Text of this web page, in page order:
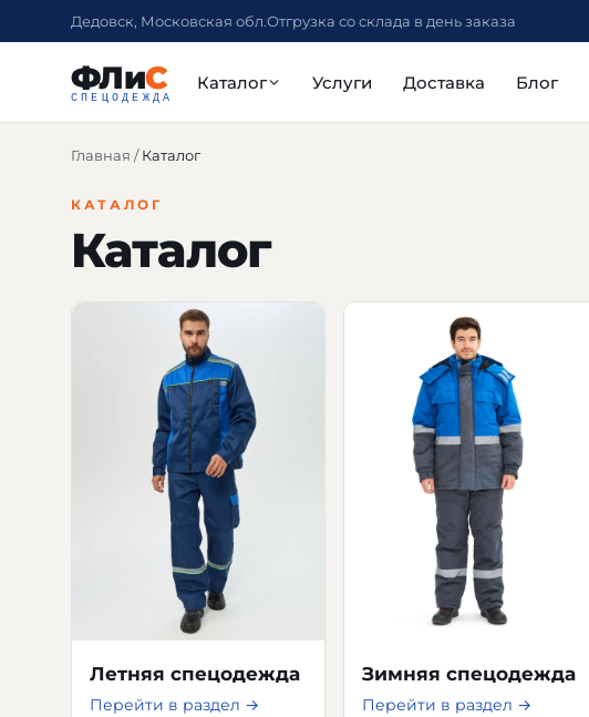
Дедовск, Московская обл.Отгрузка со склада в день заказа
ФЛиС
СПЕЦОДЕЖДА
Каталог Услуги Доставка Блог
Главная /Каталог
КАТАЛОГ
Каталог
Летняя спецодежда
Перейти в раздел →
Зимняя спецодежда
Перейти в раздел →